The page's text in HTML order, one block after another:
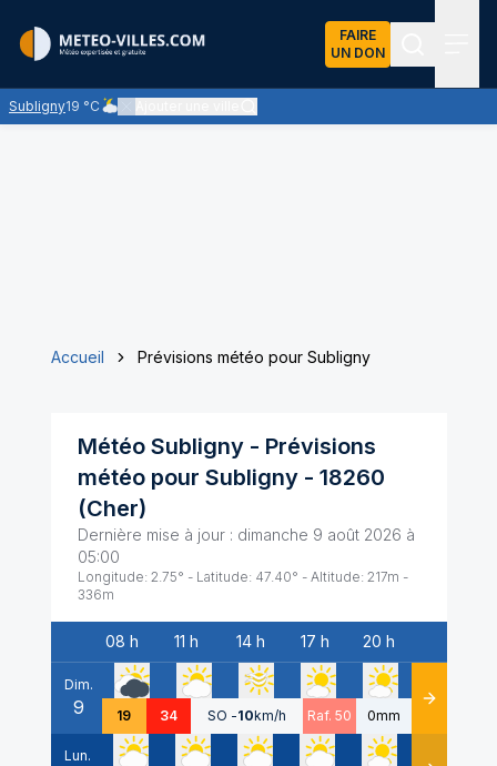
FAIRE
UN DON
Subligny19 °C
Ciel nuageux - les éclaircies et les nuages se partagent le
Accueil Prévisions météo pour Subligny
Météo Subligny- Prévisions
météo pour Subligny- 18260
(Cher)
Dernière mise à jour : dimanche 9 août 2026 à
05:00
Longitude: 2.75° - Latitude: 47.40° - Altitude: 217m -
336m
Date
08 h 11 h 14 h 17 h 20 h
Dim.
9 19 34 SO -10km/h Raf. 50 0mm Détails
Lun.